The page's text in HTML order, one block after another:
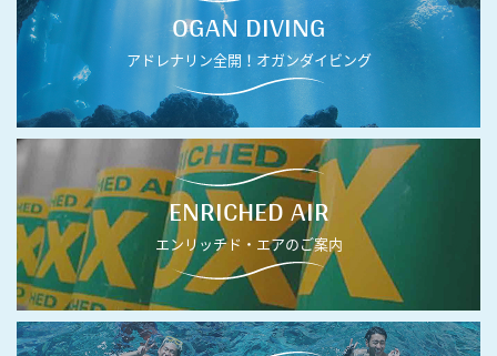
OGAN DIVING
アドレナリン全開！オガンダイビング
ENRICHED AIR
エンリッチド・エアのご案内